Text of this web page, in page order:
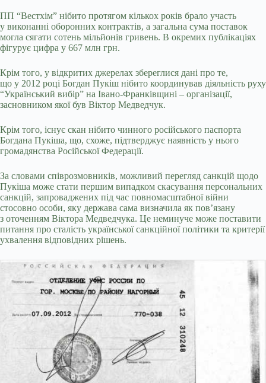
ПП “Вестхім” нібито протягом кількох років брало участь
у виконанні оборонних контрактів, а загальна сума поставок
могла сягати сотень мільйонів гривень. В окремих публікаціях
фігурує цифра у 667 млн грн.
Крім того, у відкритих джерелах збереглися дані про те,
що у 2012 році Богдан Пукіш нібито координував діяльність руху
“Український вибір” на Івано-Франківщині – організації,
засновником якої був Віктор Медведчук.
Крім того, існує скан нібито чинного російського паспорта
Богдана Пукіша, що, схоже, підтверджує наявність у нього
громадянства Російської Федерації.
За словами співрозмовників, можливий перегляд санкцій щодо
Пукіша може стати першим випадком скасування персональних
санкцій, запроваджених під час повномасштабної війни
стосовно особи, яку держава сама визначила як пов’язану
з оточенням Віктора Медведчука. Це неминуче може поставити
питання про сталість української санкційної політики та критерії
ухвалення відповідних рішень.